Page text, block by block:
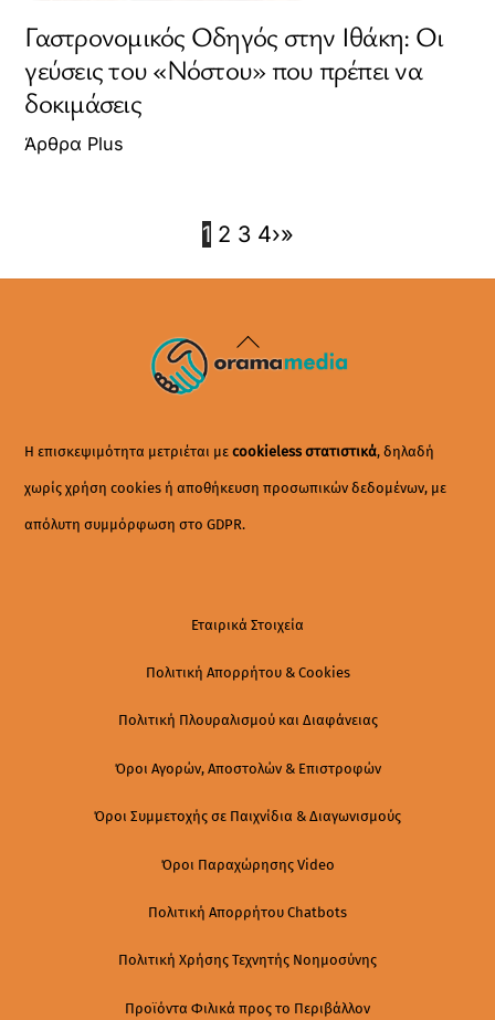
Γαστρονομικός Οδηγός στην Ιθάκη: Οι
γεύσεις του «Νόστου» που πρέπει να
δοκιμάσεις
Άρθρα Plus
1 2 3 4›»
Back
To
Η επισκεψιμότητα μετριέται μεcookieless στατιστικά, δηλαδή
χωρίς χρήση cookies ή αποθήκευση προσωπικών δεδομένων, με
απόλυτη συμμόρφωση στο GDPR.
Εταιρικά Στοιχεία
Πολιτική Απορρήτου & Cookies
Πολιτική Πλουραλισμού και Διαφάνειας
Όροι Αγορών, Αποστολών & Επιστροφών
Όροι Συμμετοχής σε Παιχνίδια & Διαγωνισμούς
Όροι Παραχώρησης Video
Πολιτική Απορρήτου Chatbots
Πολιτική Χρήσης Τεχνητής Νοημοσύνης
Προϊόντα Φιλικά προς το Περιβάλλον